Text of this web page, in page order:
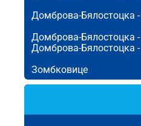
Домброва-Бялостоцка -
Домброва-Бялостоцка -
Домброва-Бялостоцка -
Зомбковице